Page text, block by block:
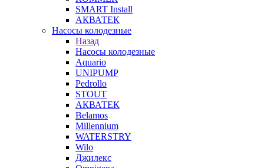
SMART Install
АКВАТЕК
Насосы колодезные
Назад
Насосы колодезные
Aquario
UNIPUMP
Pedrollo
STOUT
АКВАТЕК
Belamos
Millennium
WATERSTRY
Wilo
Джилекс